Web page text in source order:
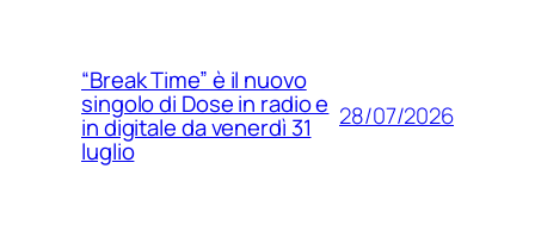
“Break Time” è il nuovo
singolo di Dose in radio e
in digitale da venerdì 31
luglio
28/07/2026